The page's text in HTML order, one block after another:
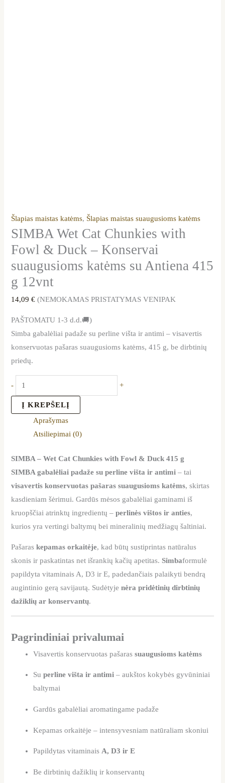
Šlapias maistas katėms, Šlapias maistas suaugusioms katėms
SIMBA Wet Cat Chunkies with
Fowl & Duck – Konservai
suaugusioms katėms su Antiena 415
g 12vnt
14,09€ (NEMOKAMAS PRISTATYMAS VENIPAK
PAŠTOMATU 1-3 d.d.🚚)
Simba gabalėliai padaže su perline višta ir antimi – visavertis
konservuotas pašaras suaugusioms katėms, 415 g, be dirbtinių
priedų.
- +
Į KREPŠELĮ
Aprašymas
Atsiliepimai (0)
SIMBA – Wet Cat Chunkies with Fowl & Duck 415 g
SIMBA gabalėliai padaže su perline višta ir antimi – tai
visavertis konservuotas pašaras suaugusioms katėms, skirtas
kasdieniam šėrimui. Gardūs mėsos gabalėliai gaminami iš
kruopščiai atrinktų ingredientų –perlinės vištos ir anties,
kurios yra vertingi baltymų bei mineralinių medžiagų šaltiniai.
Pašaraskepamas orkaitėje, kad būtų sustiprintas natūralus
skonis ir paskatintas net išrankių kačių apetitas.Simbaformulė
papildyta vitaminais A, D3 ir E, padedančiais palaikyti bendrą
augintinio gerą savijautą. Sudėtyjenėra pridėtinių dirbtinių
dažiklių ar konservantų.
Pagrindiniai privalumai
Visavertis konservuotas pašarassuaugusioms katėms
Superline višta ir antimi – aukštos kokybės gyvūniniai
baltymai
Gardūs gabalėliai aromatingame padaže
Kepamas orkaitėje – intensyvesniam natūraliam skoniui
Papildytas vitaminais A, D3 ir E
Be dirbtinių dažiklių ir konservantų